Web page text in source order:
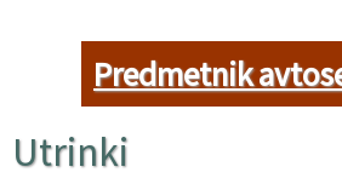
Predmetnik
Utrinki